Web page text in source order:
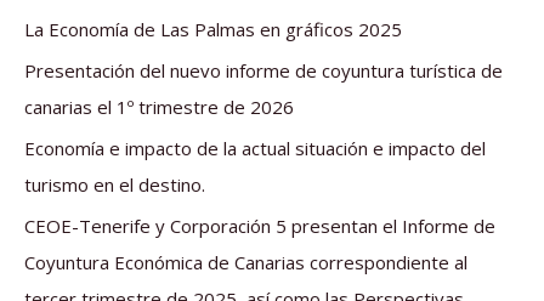
a
r
La Economía de Las Palmas en gráficos 2025
Presentación del nuevo informe de coyuntura turística de
canarias el 1º trimestre de 2026
Economía e impacto de la actual situación e impacto del
turismo en el destino.
CEOE-Tenerife y Corporación 5 presentan el Informe de
Coyuntura Económica de Canarias correspondiente al